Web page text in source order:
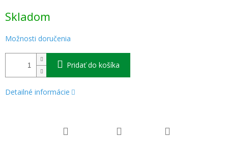
cena:
Skladom
Možnosti doručenia
Pridať do košíka
Detailné informácie